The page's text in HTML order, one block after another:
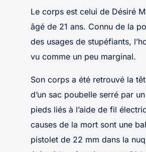
Le corps est celui de Désiré
âgé de 21 ans. Connu de la
des usages de stupéfiants,
vu comme un peu marginal.
Son corps a été retrouvé la
d’un sac poubelle serré par
pieds liés à l’aide de fil
causes de la mort sont une
pistolet de 22 mm dans la